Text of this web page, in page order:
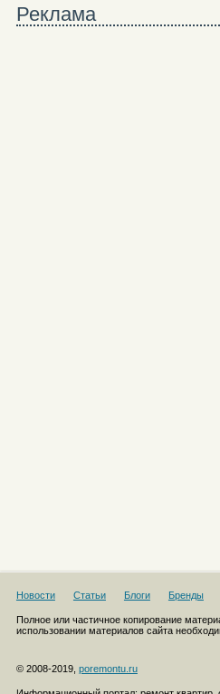
Реклама
Новости Статьи Блоги Бренды
Полное или частичное копирование
использовании материалов сайта
© 2008-2019, poremontu.ru